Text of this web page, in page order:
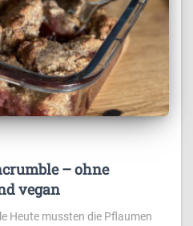
– ohne
vegan
Heute mussten die Pflaumen